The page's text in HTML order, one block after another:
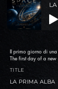
Il primo giorno di
The first day of a
TITLE
LA PRIMA ALBA